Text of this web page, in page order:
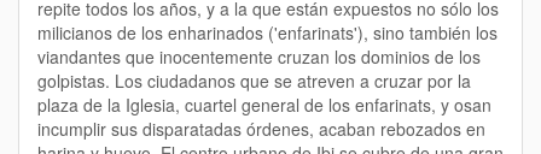
repite todos los años, y a la que están expuestos no sólo los
milicianos de los enharinados ('enfarinats'), sino también los
viandantes que inocentemente cruzan los dominios de los
golpistas. Los ciudadanos que se atreven a cruzar por la
plaza de la Iglesia, cuartel general de los enfarinats, y osan
incumplir sus disparatadas órdenes, acaban rebozados en